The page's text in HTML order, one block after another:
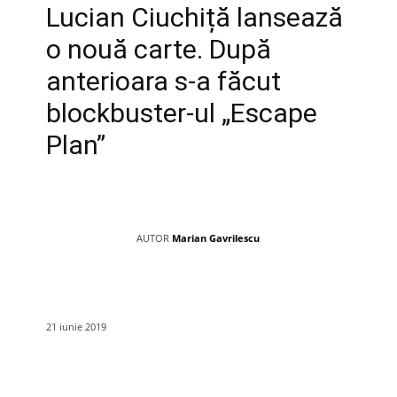
Lucian Ciuchiță lansează
o nouă carte. După
anterioara s-a făcut
blockbuster-ul „Escape
Plan”
AUTOR Marian Gavrilescu
21 iunie 2019